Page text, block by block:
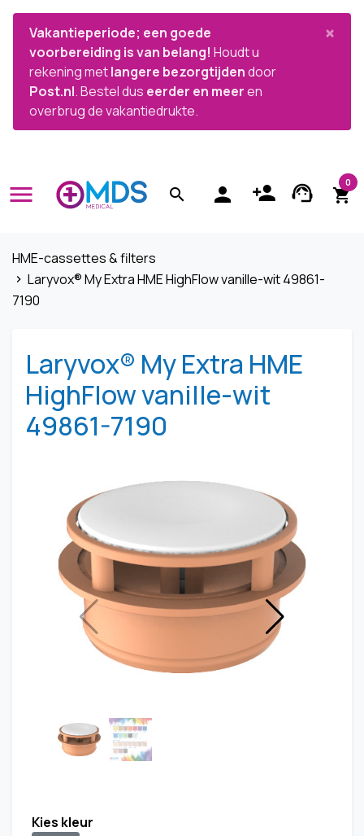
×
Vakantieperiode; een goede
voorbereiding is van belang! Houdt u
rekening metlangere bezorgtijdendoor
Post.nl. Bestel dus eerder en meeren
overbrug de vakantiedrukte.
menu search person person_add support_agent shopping_cart
0
HME-cassettes & filters
navigate_next Laryvox® My Extra HME HighFlow vanille-wit 49861-
7190
Laryvox® My Extra HME
HighFlow vanille-wit
49861-7190


Kies kleur